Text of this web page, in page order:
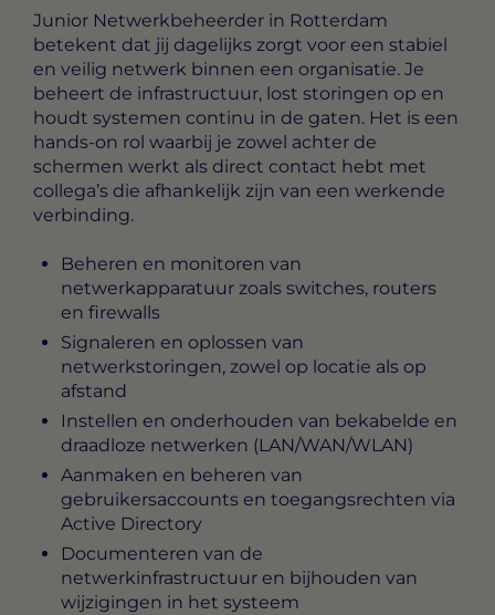
Junior Netwerkbeheerder in Rotterdam
betekent dat jij dagelijks zorgt voor een stabiel
en veilig netwerk binnen een organisatie. Je
beheert de infrastructuur, lost storingen op en
houdt systemen continu in de gaten. Het is een
hands-on rol waarbij je zowel achter de
schermen werkt als direct contact hebt met
collega’s die afhankelijk zijn van een werkende
verbinding.
Beheren en monitoren van
netwerkapparatuur zoals switches, routers
en firewalls
Signaleren en oplossen van
netwerkstoringen, zowel op locatie als op
afstand
Instellen en onderhouden van bekabelde en
draadloze netwerken (LAN/WAN/WLAN)
Aanmaken en beheren van
gebruikersaccounts en toegangsrechten via
Active Directory
Documenteren van de
netwerkinfrastructuur en bijhouden van
wijzigingen in het systeem